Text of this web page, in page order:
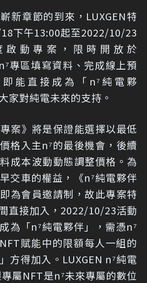
新章節的到來，LUXGEN特
下午13:00起至2022/10/23
啟動專案，限時開放於
專區填寫資料、完成線上預
能直接成為「n⁷純電夥
家對純電未來的支持。
案》將是保證能選擇以最低
格入主n⁷的最後機會，後續
成本波動動態調整價格。為
交車的權益，《n⁷純電夥伴
為會員邀請制，故此專案特
直接加入，2022/10/23活動
為「n⁷純電夥伴」，需憑n⁷
賦能中的限額每人一組的
方得加入。LUXGEN n⁷純電
屬NFT是n⁷未來專屬的數位